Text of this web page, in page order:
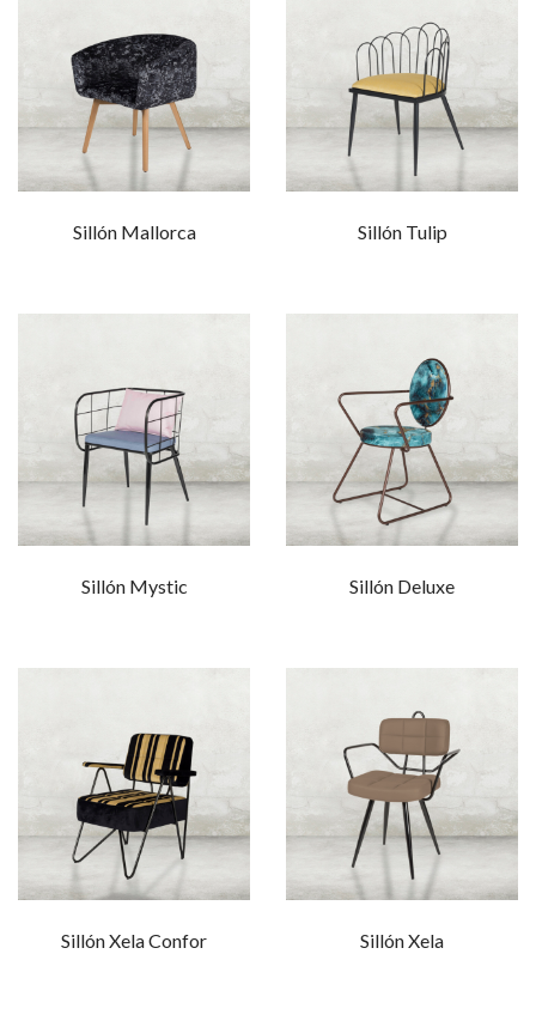
Sillón Mallorca Sillón Tulip
Sillón Mystic Sillón Deluxe
Sillón Xela Confor Sillón Xela